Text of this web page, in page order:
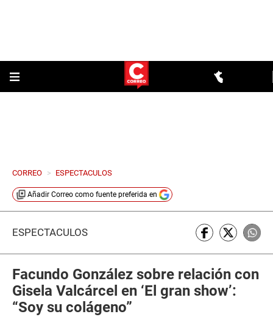
CORREO > ESPECTACULOS
Añadir Correo como fuente preferida en
ESPECTÁCULOS
Facundo González sobre relación con
Gisela Valcárcel en ‘El gran show’:
“Soy su colágeno”